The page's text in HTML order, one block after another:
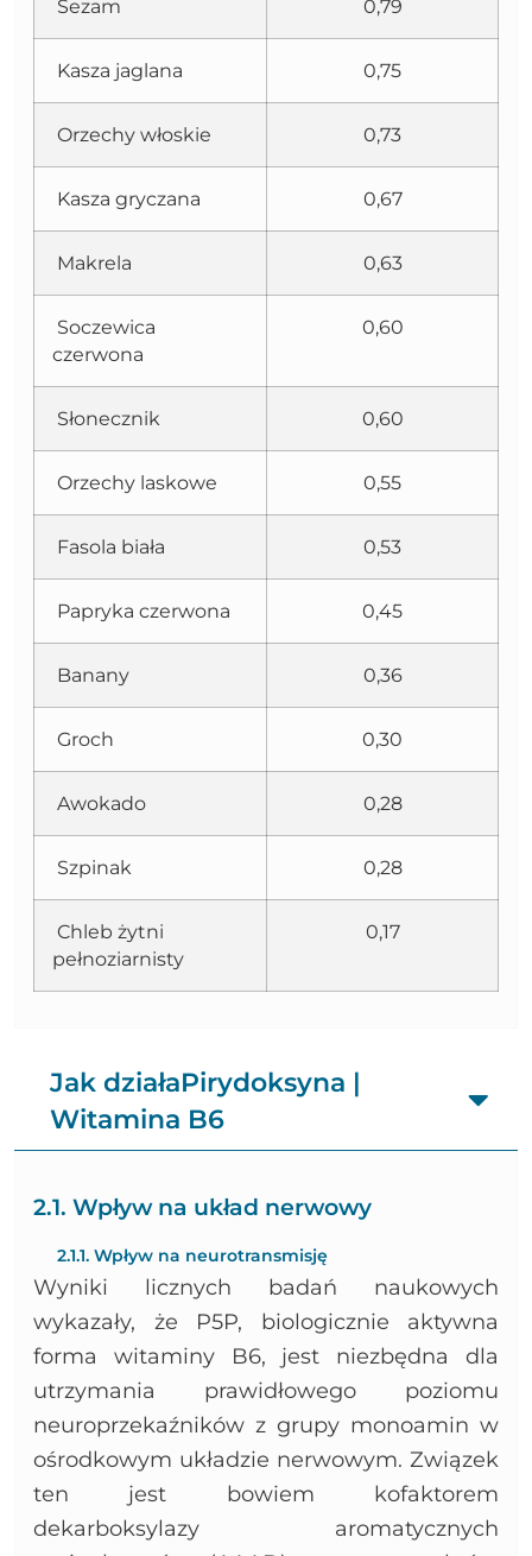
Sezam 0,79
Kasza jaglana 0,75
Orzechy włoskie 0,73
Kasza gryczana 0,67
Makrela 0,63
Soczewica
czerwona
0,60
Słonecznik 0,60
Orzechy laskowe 0,55
Fasola biała 0,53
Papryka czerwona 0,45
Banany 0,36
Groch 0,30
Awokado 0,28
Szpinak 0,28
Chleb żytni
pełnoziarnisty
0,17
Jak działaPirydoksyna |
Witamina B6
2.1. Wpływ na układ nerwowy
2.1.1. Wpływ na neurotransmisję
Wyniki licznych badań naukowych
wykazały, że P5P, biologicznie aktywna
forma witaminy B6, jest niezbędna dla
utrzymania prawidłowego poziomu
neuroprzekaźników z grupy monoamin w
ośrodkowym układzie nerwowym. Związek
ten jest bowiem kofaktorem
dekarboksylazy aromatycznych